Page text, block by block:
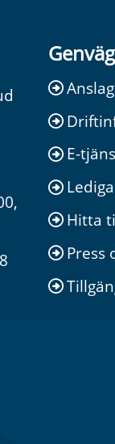
E-
Hitta
Press